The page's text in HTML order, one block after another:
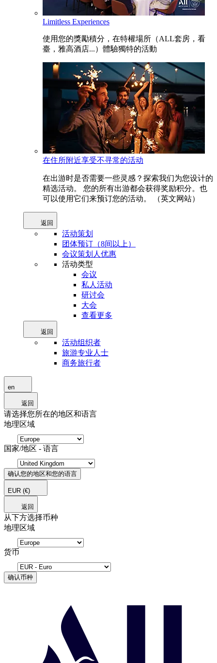
Limitless Experiences
使用您的獎勵積分，在特權場所（ALL套房，看
臺，雅高酒店...）體驗獨特的活動
在住所附近享受不寻常的活动
在出游时是否需要一些灵感？探索我们为您设计的
精选活动。 您的所有出游都会获得奖励积分。也
可以使用它们来预订您的活动。 （英文网站）
返回
活动策划
团体预订（8间以上）
会议策划人优惠
活动类型
会议
私人活动
研讨会
大会
查看更多
返回
活动组织者
旅游专业人士
商务旅行者
en
返回
请选择您所在的地区和语言
地理区域
国家/地区 - 语言
确认您的地区和您的语言
EUR (€)
返回
从下方选择币种
地理区域
货币
确认币种